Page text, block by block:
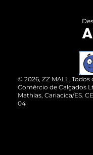
ZZ MALL é
Cartão Presente
Vendas
Devolução do
Compre pelo
© 2026, ZZ MALL.
Comércio de Calçados
Mathias, Cariacica/ES.
04